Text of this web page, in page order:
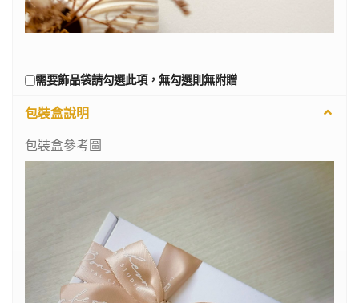
需要飾品袋請勾選此項，無勾選則無附贈
包裝盒說明
包裝盒參考圖